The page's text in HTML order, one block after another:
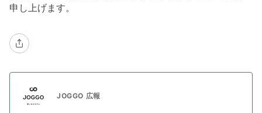
申し上げます。
JOGGO 広報